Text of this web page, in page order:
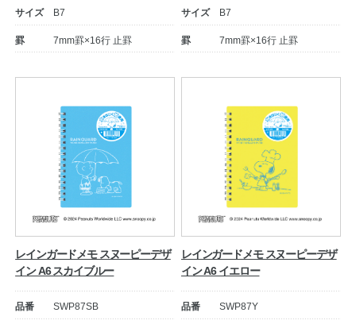
サイズ B7
罫 7mm罫×16行 止罫
サイズ B7
罫 7mm罫×16行 止罫
レインガードメモ スヌーピーデザ
イン A6 スカイブルー
品番 SWP87SB
レインガードメモ スヌーピーデザ
イン A6 イエロー
品番 SWP87Y